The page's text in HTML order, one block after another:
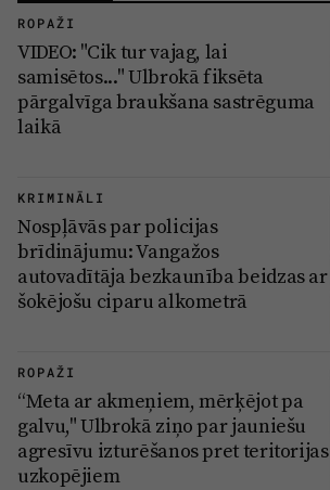
ROPAŽI
VIDEO: "Cik tur vajag, lai
samisētos..." Ulbrokā fiksēta
pārgalvīga braukšana sastrēguma
laikā
KRIMINĀLI
Nospļāvās par policijas
brīdinājumu: Vangažos
autovadītāja bezkaunība beidzas ar
šokējošu ciparu alkometrā
ROPAŽI
“Meta ar akmeņiem, mērķējot pa
galvu," Ulbrokā ziņo par jauniešu
agresīvu izturēšanos pret teritorijas
uzkopējiem